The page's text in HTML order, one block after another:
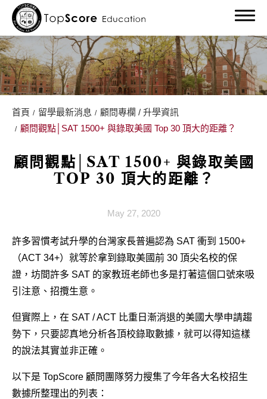
首頁 留學最新消息
顧問專欄 / 升學資訊
顧問觀點│SAT 1500+ 與錄取美國 Top 30 頂大的距離？
顧問觀點│SAT 1500+ 與錄取美國
TOP 30 頂大的距離？
May 27, 2020
許多習慣考試升學的台灣家長普遍認為 SAT 衝到 1500+
（ACT 34+）就等於拿到錄取美國前 30 頂尖名校的保
證，坊間許多 SAT 的家教班老師也多是打著這個口號來吸
引注意、招攬生意。
但實際上，在 SAT / ACT 比重日漸消退的美國大學申請趨
勢下，只要認真地分析各頂校錄取數據，就可以得知這樣
的說法其實並非正確。
以下是 TopScore 顧問團隊努力搜集了今年各大名校招生
數據所整理出的列表：
關於我們
留學部落格
顧問專欄 / 升學資訊
教學成果
聯絡我們